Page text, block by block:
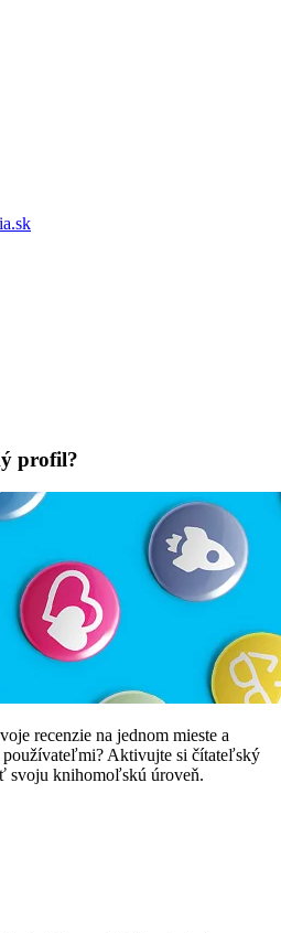
profil?
recenzie na jednom mieste a
používateľmi? Aktivujte si čítateľský
svoju knihomoľskú úroveň.